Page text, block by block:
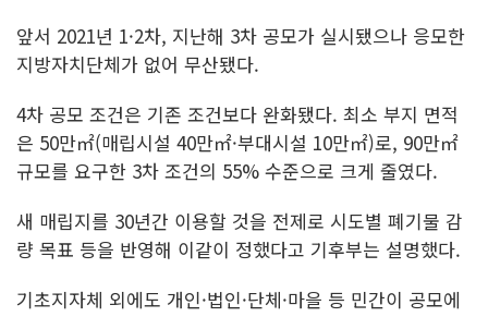
앞서 2021년 1·2차, 지난해 3차 공모가 실시됐으나 응모한
지방자치단체가 없어 무산됐다.
4차 공모 조건은 기존 조건보다 완화됐다. 최소 부지 면적
은 50만㎡(매립시설 40만㎡·부대시설 10만㎡)로, 90만㎡
규모를 요구한 3차 조건의 55% 수준으로 크게 줄였다.
새 매립지를 30년간 이용할 것을 전제로 시도별 폐기물 감
량 목표 등을 반영해 이같이 정했다고 기후부는 설명했다.
기초지자체 외에도 개인·법인·단체·마을 등 민간이 공모에